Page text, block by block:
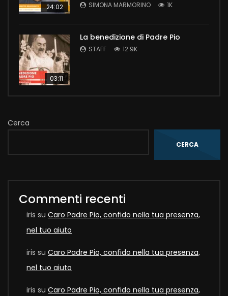
24:02 SIMONA MARMORINO 1K
03:11
La benedizione di Padre Pio
STAFF 12.9K
Cerca
CERCA
Commenti recenti
iris su Caro Padre Pio, confido nella tua presenza,
nel tuo aiuto
iris su Caro Padre Pio, confido nella tua presenza,
nel tuo aiuto
iris su Caro Padre Pio, confido nella tua presenza,